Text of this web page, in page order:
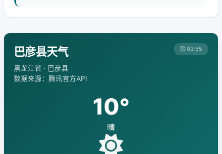
巴彦县天气
黑龙江省 · 巴彦县
数据来源：腾讯官方API
03:55
10°
晴